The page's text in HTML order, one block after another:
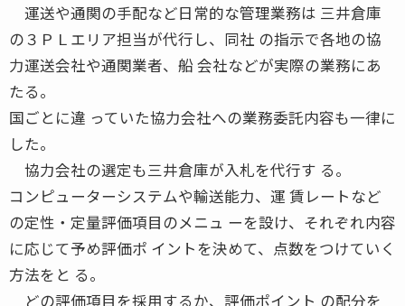
運送や通関の手配など日常的な管理業務は 三井倉庫
の３ＰＬエリア担当が代行し、同社 の指示で各地の協
力運送会社や通関業者、船 会社などが実際の業務にあ
たる。
国ごとに違 っていた協力会社への業務委託内容も一律に
した。
協力会社の選定も三井倉庫が入札を代行す る。
コンピューターシステムや輸送能力、運 賃レートなど
の定性・定量評価項目のメニュ ーを設け、それぞれ内容
に応じて予め評価ポ イントを決めて、点数をつけていく
方法をと る。
どの評価項目を採用するか、評価ポイント の配分を